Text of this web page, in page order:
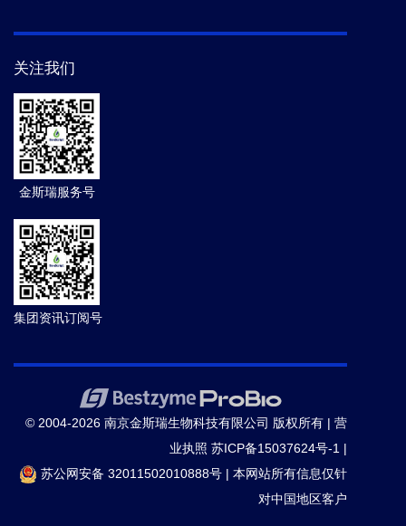
关注我们
金斯瑞服务号
集团资讯订阅号
© 2004-2026 南京金斯瑞生物科技有限公司 版权所有 | 营
业执照 苏ICP备15037624号-1 |
苏公网安备 32011502010888号 | 本网站所有信息仅针
对中国地区客户